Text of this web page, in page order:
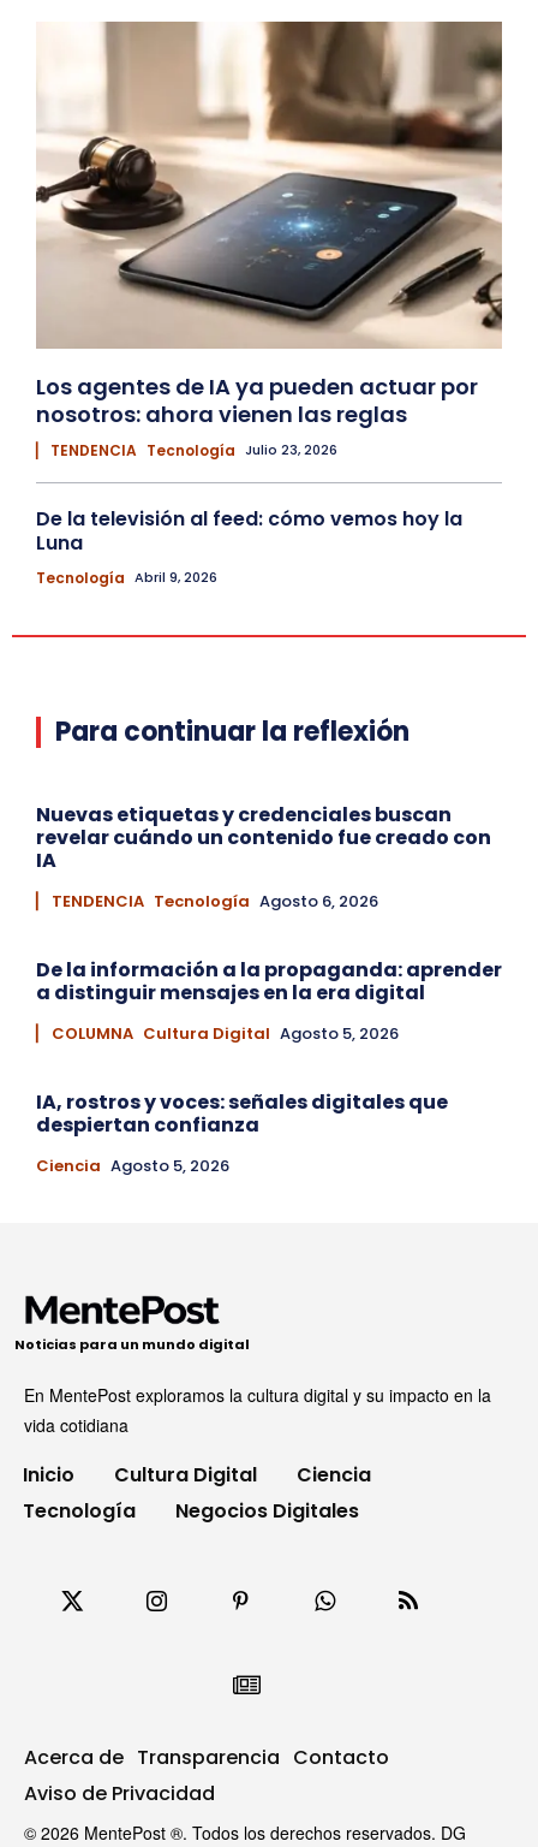
Los agentes de IA ya pueden actuar por
nosotros: ahora vienen las reglas
▏ TENDENCIA Tecnología Julio 23, 2026
De la televisión al feed: cómo vemos hoy la
Luna
Tecnología Abril 9, 2026
Para continuar la reflexión
Nuevas etiquetas y credenciales buscan
revelar cuándo un contenido fue creado con
IA
▏ TENDENCIA Tecnología Agosto 6, 2026
De la información a la propaganda: aprender
a distinguir mensajes en la era digital
▏ COLUMNA Cultura Digital Agosto 5, 2026
IA, rostros y voces: señales digitales que
despiertan confianza
Ciencia Agosto 5, 2026
Noticias para un mundo digital
En MentePost exploramos la cultura digital y su impacto en la
vida cotidiana
Inicio Cultura Digital
Ciencia
Tecnología
Negocios Digitales
Acerca de Transparencia Contacto
Aviso de Privacidad
© 2026 MentePost ®. Todos los derechos reservados. DG